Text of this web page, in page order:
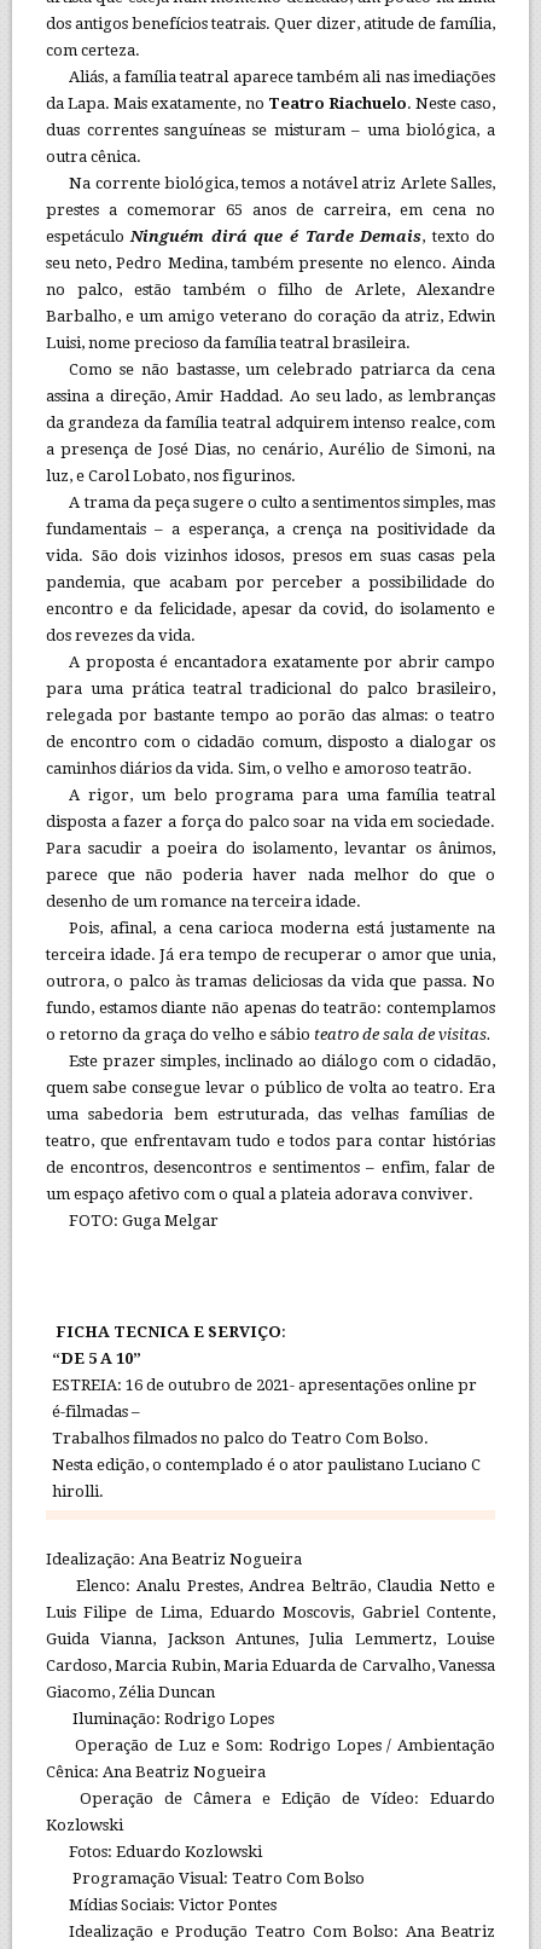
dos antigos benefícios teatrais. Quer dizer, atitude de família,
com certeza.
Aliás, a família teatral aparece também ali nas imediações
da Lapa. Mais exatamente, no Teatro Riachuelo. Neste caso,
duas correntes sanguíneas se misturam – uma biológica, a
outra cênica.
Na corrente biológica, temos a notável atriz Arlete Salles,
prestes a comemorar 65 anos de carreira, em cena no
espetáculoNinguém dirá que é Tarde Demais, texto do
seu neto, Pedro Medina, também presente no elenco. Ainda
no palco, estão também o filho de Arlete, Alexandre
Barbalho, e um amigo veterano do coração da atriz, Edwin
Luisi, nome precioso da família teatral brasileira.
Como se não bastasse, um celebrado patriarca da cena
assina a direção, Amir Haddad. Ao seu lado, as lembranças
da grandeza da família teatral adquirem intenso realce, com
a presença de José Dias, no cenário, Aurélio de Simoni, na
luz, e Carol Lobato, nos figurinos.
A trama da peça sugere o culto a sentimentos simples, mas
fundamentais – a esperança, a crença na positividade da
vida. São dois vizinhos idosos, presos em suas casas pela
pandemia, que acabam por perceber a possibilidade do
encontro e da felicidade, apesar da covid, do isolamento e
dos revezes da vida.
A proposta é encantadora exatamente por abrir campo
para uma prática teatral tradicional do palco brasileiro,
relegada por bastante tempo ao porão das almas: o teatro
de encontro com o cidadão comum, disposto a dialogar os
caminhos diários da vida. Sim, o velho e amoroso teatrão.
A rigor, um belo programa para uma família teatral
disposta a fazer a força do palco soar na vida em sociedade.
Para sacudir a poeira do isolamento, levantar os ânimos,
parece que não poderia haver nada melhor do que o
desenho de um romance na terceira idade.
Pois, afinal, a cena carioca moderna está justamente na
terceira idade. Já era tempo de recuperar o amor que unia,
outrora, o palco às tramas deliciosas da vida que passa. No
fundo, estamos diante não apenas do teatrão: contemplamos
o retorno da graça do velho e sábio teatro de sala de visitas.
Este prazer simples, inclinado ao diálogo com o cidadão,
quem sabe consegue levar o público de volta ao teatro. Era
uma sabedoria bem estruturada, das velhas famílias de
teatro, que enfrentavam tudo e todos para contar histórias
de encontros, desencontros e sentimentos – enfim, falar de
um espaço afetivo com o qual a plateia adorava conviver.
FOTO: Guga Melgar
FICHA TECNICA E SERVIÇO:
“DE 5 A 10”
ESTREIA: 16 de outubro de 2021- apresentações online pr
é-filmadas –
Trabalhos filmados no palco do Teatro Com Bolso.
Nesta edição, o contemplado é o ator paulistano Luciano C
hirolli.
Idealização: Ana Beatriz Nogueira
Elenco: Analu Prestes, Andrea Beltrão, Claudia Netto e
Luis Filipe de Lima, Eduardo Moscovis, Gabriel Contente,
Guida Vianna, Jackson Antunes, Julia Lemmertz, Louise
Cardoso, Marcia Rubin, Maria Eduarda de Carvalho, Vanessa
Giacomo, Zélia Duncan
Iluminação: Rodrigo Lopes
Operação de Luz e Som: Rodrigo Lopes / Ambientação
Cênica: Ana Beatriz Nogueira
Operação de Câmera e Edição de Vídeo: Eduardo
Kozlowski
Fotos: Eduardo Kozlowski
Programação Visual: Teatro Com Bolso
Mídias Sociais: Victor Pontes
Idealização e Produção Teatro Com Bolso: Ana Beatriz